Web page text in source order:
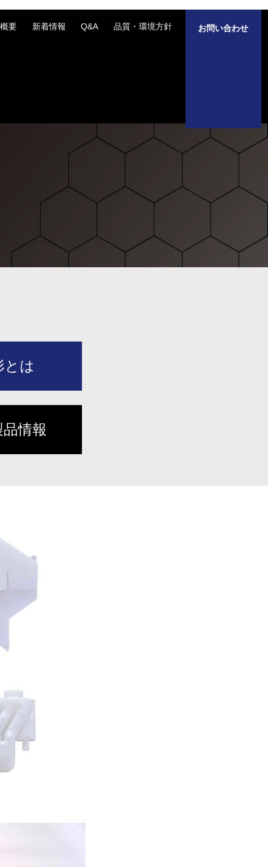
要 新着情報 Q&A 品質・環境方針 お問い合わせ
お問い合わせ
とは
情報